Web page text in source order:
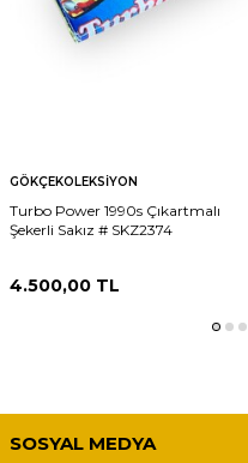
GÖKÇEKOLEKSIYON
Turbo Power 1990s Çıkartmalı
Şekerli Sakız # SKZ2374
4.500,00 TL
SOSYAL MEDYA